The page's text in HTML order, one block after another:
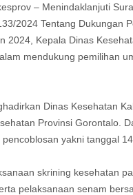
– Menindaklanjuti
2024 Tentang Dukungan
2024, Kepala Dinas
mendukung pemilihan
Dinas Kesehatan
Provinsi Gorontalo.
yakni tanggal
skrining kesehatan
pelaksanaan senam